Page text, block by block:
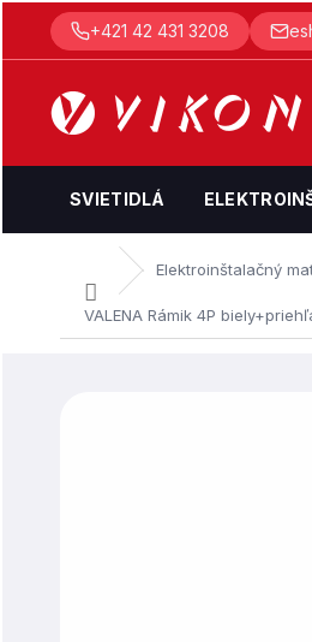
obsah
+421 42 431 3208
SVIETIDLÁ
DomovElektroinštalačný
VALENA Rámik 4P